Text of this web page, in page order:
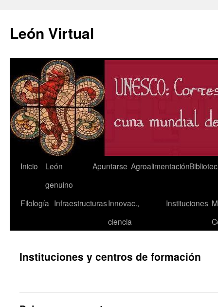
León Virtual
Saltar
contenido
Inicio
León
genuino
Apuntarse Agroalimentación
Filología InfraestructurasInnovac.,
ciencia
Instituciones
Instituciones y centros de formación